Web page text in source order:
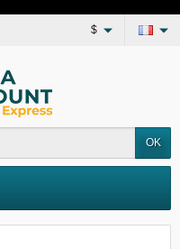
$
OK